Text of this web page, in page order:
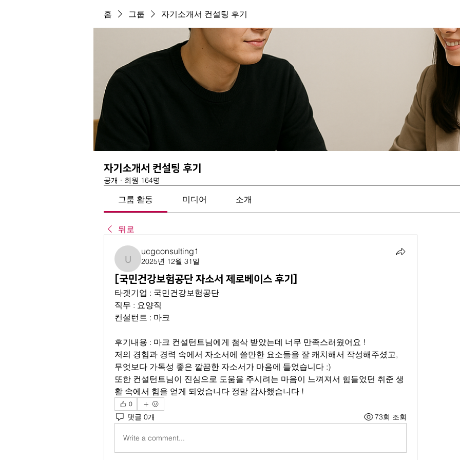
홈 그룹 자기소개서 컨설팅 후기
자기소개서 컨설팅 후기
공개 · 회원 164명
그룹 활동 미디어 소개
뒤로
ucgconsulting1
ucgconsulting1
2025년 12월 31일
[국민건강보험공단 자소서 제로베이스 후기]
타겟기업 : 국민건강보험공단
직무 : 요양직
컨설턴트 : 마크
후기내용 : 마크 컨설턴트님에게 첨삭 받았는데 너무 만족스러웠어요 !
저의 경험과 경력 속에서 자소서에 쓸만한 요소들을 잘 캐치해서 작성해주셨고,
무엇보다 가독성 좋은 깔끔한 자소서가 마음에 들었습니다 :)
또한 컨설턴트님이 진심으로 도움을 주시려는 마음이 느껴져서 힘들었던 취준 생
활 속에서 힘을 얻게 되었습니다 정말 감사했습니다 !
0
댓글 0개 73회 조회
Write a comment...